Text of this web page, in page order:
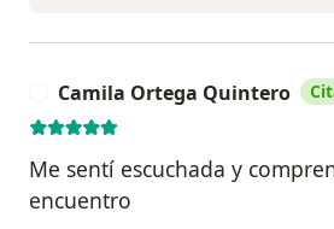
Camila Ortega Quintero
Me sentí escuchada y
encuentro